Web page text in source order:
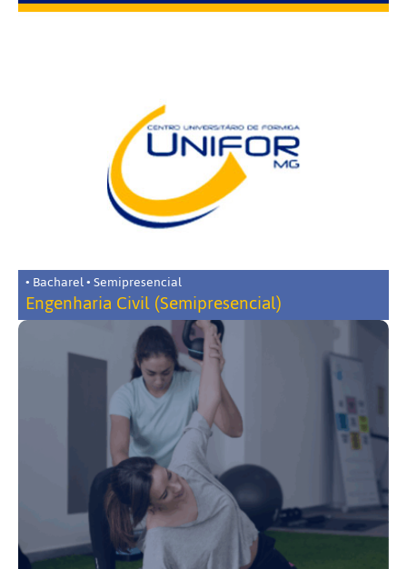
• Bacharel • Semipresencial
Engenharia Civil (Semipresencial)